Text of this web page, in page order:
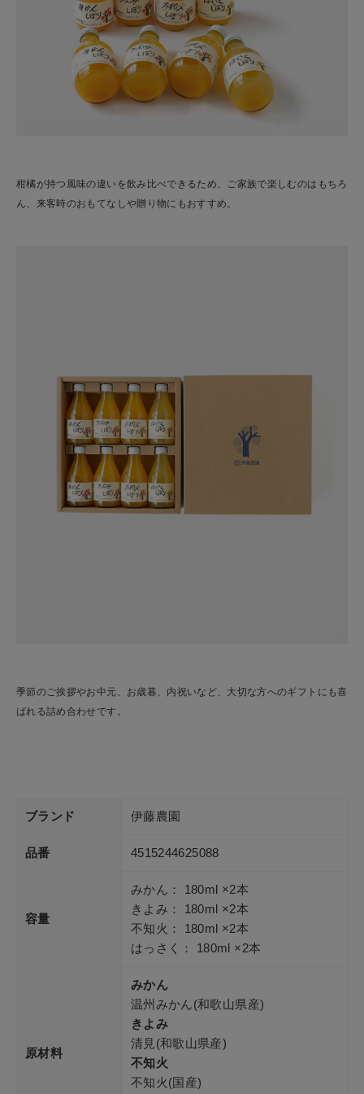
柑橘が持つ風味の違いを飲み比べできるため、ご家族で楽しむのはもちろ
ん、来客時のおもてなしや贈り物にもおすすめ。
季節のご挨拶やお中元、お歳暮、内祝いなど、大切な方へのギフトにも喜
ばれる詰め合わせです。
ブランド 伊藤農園
品番 4515244625088
容量
みかん： 180ml ×2本
きよみ： 180ml ×2本
不知火： 180ml ×2本
はっさく： 180ml ×2本
原材料
みかん
温州みかん(和歌山県産)
きよみ
清見(和歌山県産)
不知火
不知火(国産)